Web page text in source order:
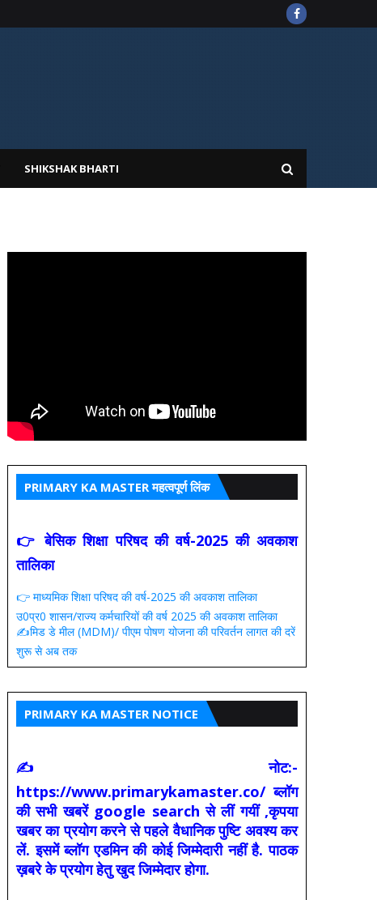
SHIKSHAK BHARTI
PRIMARY KA MASTER महत्वपूर्ण लिंक
👉 बेसिक शिक्षा परिषद की वर्ष-2025 की अवकाश
तालिका
👉 माध्यमिक शिक्षा परिषद की वर्ष-2025 की अवकाश तालिका
उ0प्र0 शासन/राज्य कर्मचारियों की वर्ष 2025 की अवकाश तालिका
✍️मिड डे मील (MDM)/ पीएम पोषण योजना की परिवर्तन लागत की दरें
शुरू से अब तक
PRIMARY KA MASTER NOTICE
✍ नोट:-
https://www.primarykamaster.co/ ब्लॉग
की सभी खबरें google search से लीं गयीं ,कृपया
खबर का प्रयोग करने से पहले वैधानिक पुष्टि अवश्य कर
लें. इसमें ब्लॉग एडमिन की कोई जिम्मेदारी नहीं है. पाठक
ख़बरे के प्रयोग हेतु खुद जिम्मेदार होगा.